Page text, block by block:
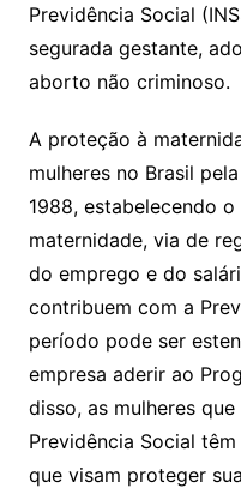
Previdência Social
segurada gestante,
aborto não criminoso.
A proteção à
mulheres no Brasil
1988, estabelecendo
maternidade, via de
do emprego e do
contribuem com a
período pode ser
empresa aderir ao
disso, as mulheres
Previdência Social
que visam proteger